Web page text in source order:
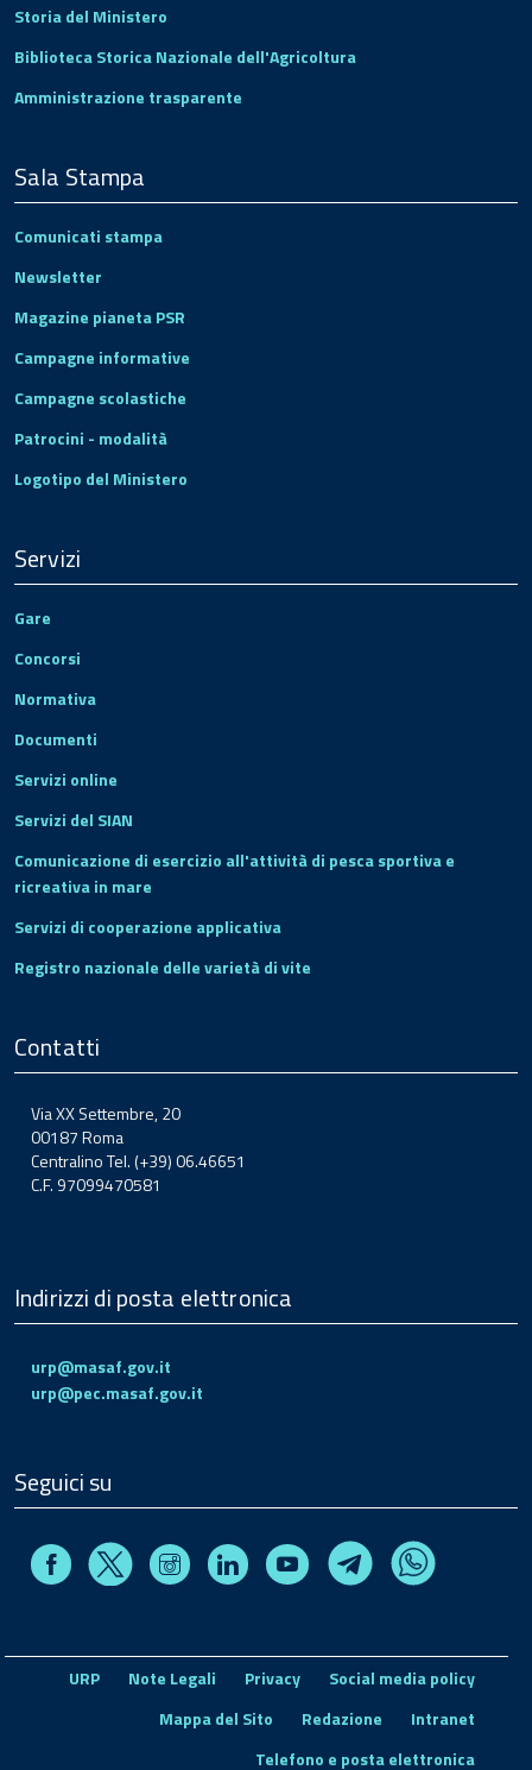
Storia del Ministero
Biblioteca Storica Nazionale dell'Agricoltura
Amministrazione trasparente
Sala Stampa
Comunicati stampa
Newsletter
Magazine pianeta PSR
Campagne informative
Campagne scolastiche
Patrocini - modalità
Logotipo del Ministero
Servizi
Gare
Concorsi
Normativa
Documenti
Servizi online
Servizi del SIAN
Comunicazione di esercizio all'attività di pesca sportiva e
ricreativa in mare
Servizi di cooperazione applicativa
Registro nazionale delle varietà di vite
Contatti
Via XX Settembre, 20
00187 Roma
Centralino Tel. (+39) 06.46651
C.F. 97099470581
Indirizzi di posta elettronica
urp@masaf.gov.it
urp@pec.masaf.gov.it
Seguici su
FacebookX InstagramLinkedin Youtube TelegramWhatsapp
URP Note Legali Privacy
Social media policy
Mappa del Sito
Redazione
Intranet
Telefono e posta elettronica